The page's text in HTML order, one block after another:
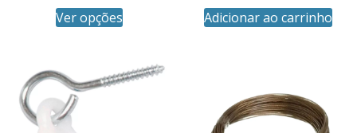
Ver opções
Adicionar ao carrinho